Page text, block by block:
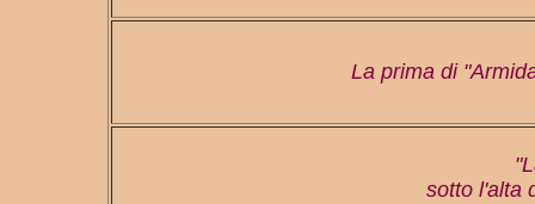
La prima di
sotto l'alta